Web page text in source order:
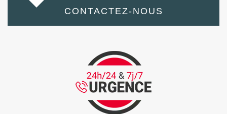
CONTACTEZ-NOUS